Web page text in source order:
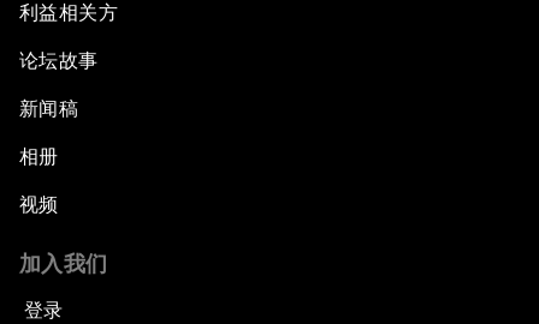
利益相关方
论坛故事
新闻稿
相册
视频
加入我们
登录